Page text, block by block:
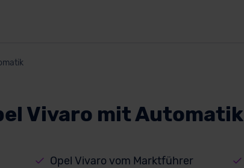
Vivaro mit Automatik
Opel Vivaro vom Marktführer